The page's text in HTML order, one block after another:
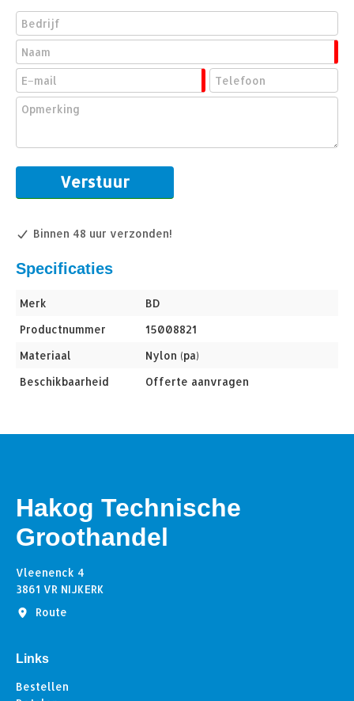
Binnen 48 uur verzonden!
Specificaties
Merk
BD
Productnummer
15008821
Materiaal
Nylon (pa)
Beschikbaarheid
Offerte aanvragen
Hakog Technische
Groothandel
Vleenenck 4
3861 VR NIJKERK
Route
Links
Bestellen